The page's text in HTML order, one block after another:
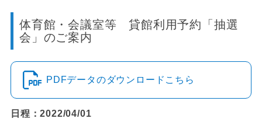
体育館・会議室等 貸館利用予約「抽選
会」のご案内
PDFデータのダウンロードこちら
日程：2022/04/01